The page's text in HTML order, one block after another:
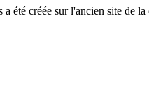
créée sur l'ancien site de